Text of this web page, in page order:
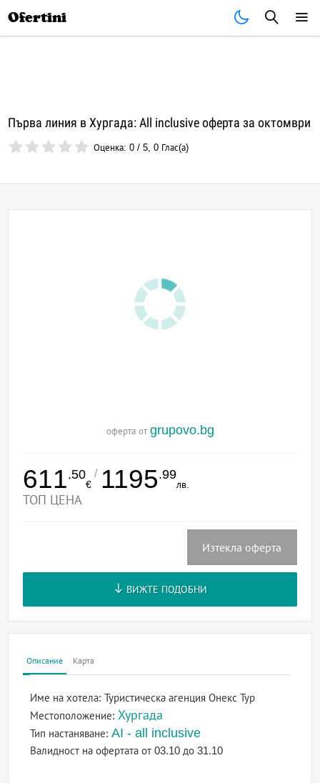
Ofertini
Първа линия в Хургада: All inclusive оферта за октомври
Оценка:0 /5,0 Глас(а)
оферта от grupovo.bg
611.50
€
/ 1195.99
лв.
ТОП ЦЕНА
Изтекла оферта
ВИЖТЕ ПОДОБНИ
Описание Карта
Име на хотела:Туристическа агенция Онекс Тур
Местоположение: Хургада
Тип настаняване:AI - all inclusive
Валидност на офертатаот 03.10 до 31.10